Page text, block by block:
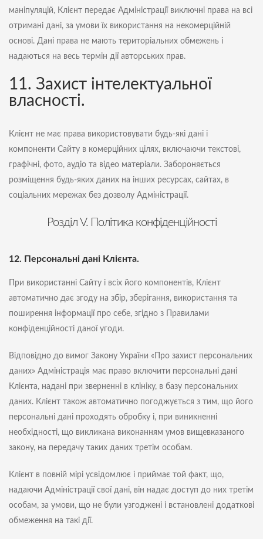
маніпуляцій, Клієнт передає Адміністрації виключні права на всі
отримані дані, за умови їх використання на некомерційній
основі. Дані права не мають територіальних обмежень і
надаються на весь термін дії авторських прав.
11. Захист інтелектуальної
власності.
Клієнт не має права використовувати будь-які дані і
компоненти Сайту в комерційних цілях, включаючи текстові,
графічні, фото, аудіо та відео матеріали. Забороняється
розміщення будь-яких даних на інших ресурсах, сайтах, в
соціальних мережах без дозволу Адміністрації.
Розділ V. Політика конфіденційності
12. Персональні дані Клієнта.
При використанні Сайту і всіх його компонентів, Клієнт
автоматично дає згоду на збір, зберігання, використання та
поширення інформації про себе, згідно з Правилами
конфіденційності даної угоди.
Відповідно до вимог Закону України «Про захист персональних
даних» Адміністрація має право включити персональні дані
Клієнта, надані при зверненні в клініку, в базу персональних
даних. Клієнт також автоматично погоджується з тим, що його
персональні дані проходять обробку і, при виникненні
необхідності, що викликана виконанням умов вищевказаного
закону, на передачу таких даних третім особам.
Клієнт в повній мірі усвідомлює і приймає той факт, що,
надаючи Адміністрації свої дані, він надає доступ до них третім
особам, за умови, що не були узгоджені і встановлені додаткові
обмеження на такі дії.